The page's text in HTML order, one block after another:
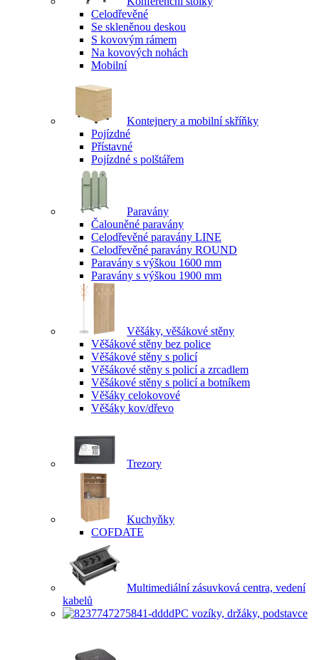
Celodřevěné
Se skleněnou deskou
S kovovým rámem
Na kovových nohách
Mobilní
Kontejnery a mobilní skříňky
Pojízdné
Přístavné
Pojízdné s polštářem
Paravány
Čalouněné paravány
Celodřevěné paravány LINE
Celodřevěné paravány ROUND
Paravány s výškou 1600 mm
Paravány s výškou 1900 mm
Věšáky, věšákové stěny
Věšákové stěny bez police
Věšákové stěny s policí
Věšákové stěny s policí a zrcadlem
Věšákové stěny s policí a botníkem
Věšáky celokovové
Věšáky kov/dřevo
Trezory
Kuchyňky
COFDATE
Multimediální zásuvková centra, vedení
kabelů
PC vozíky, držáky, podstavce